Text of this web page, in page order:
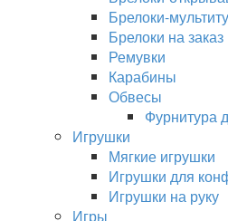
Брелоки-
Брелоки на заказ
Ремувки
Карабины
Обвесы
Фурнитура
Игрушки
Мягкие игрушки
Игрушки для
Игрушки на руку
Игры